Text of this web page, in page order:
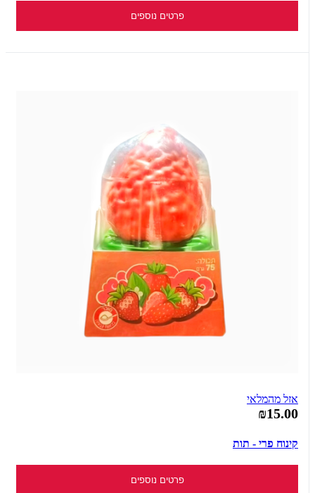
פרטים נוספים
אזל מהמלאי
₪15.00
קינוח פרי - תות
פרטים נוספים